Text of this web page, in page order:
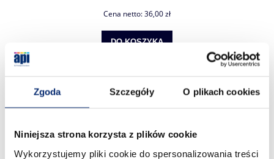
Zgoda Szczegóły O plikach cookies
Niniejsza strona korzysta z plików cookie
Wykorzystujemy pliki cookie do spersonalizowania treści
Cena netto:36,00 zł
DO KOSZYKA
Ocena sklepu
4.88
Opinie, z których została wyliczona średnia, są
wystawione przez zweryfikowanych klientów, którzy
dokonali zakupu w sklepie.